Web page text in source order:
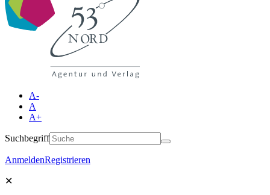
A-
A
A+
Suchbegriff
AnmeldenRegistrieren
✕